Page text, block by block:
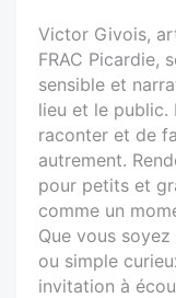
Victor Givois,
FRAC Picardie,
sensible et
lieu et le public.
raconter et de
autrement.
pour petits et
comme un
Que vous
ou simple
invitation à